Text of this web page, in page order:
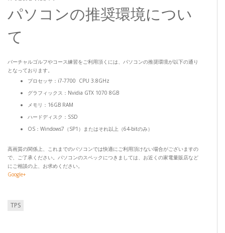
パソコンの推奨環境につい
て
バーチャルゴルフやコース練習をご利用頂くには、パソコンの推奨環境が以下の通り
となっております。
プロセッサ：i7-7700 CPU 3.8GHz
グラフィックス：Nvidia GTX 1070 8GB
メモリ：16GB RAM
ハードディスク：SSD
OS：Windows7（SP1）またはそれ以上（64-bitのみ）
高画質の関係上、これまでのパソコンでは快適にご利用頂けない場合がございますの
で、ご了承ください。パソコンのスペックにつきましては、お近くの家電量販店など
にご相談の上、お求めください。
Google+
TPS